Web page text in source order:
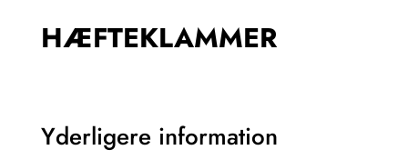
HÆFTEKLAMMER
Yderligere information